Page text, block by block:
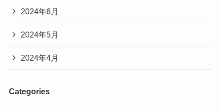
2024年6月
2024年5月
2024年4月
Categories